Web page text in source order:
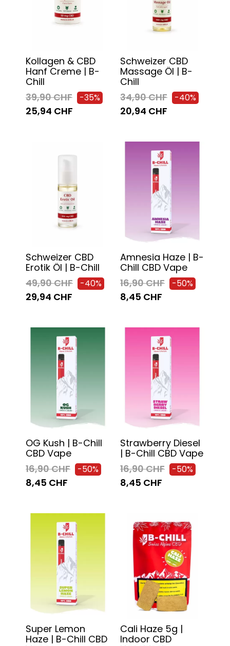
Kollagen & CBD
Hanf Creme | B-
Chill
39,90 CHF
-35%
25,94 CHF
Schweizer CBD
Massage Öl | B-
Chill
34,90 CHF
-40%
20,94 CHF
Schweizer CBD
Erotik Öl | B-Chill
49,90 CHF
-40%
29,94 CHF
Amnesia Haze | B-
Chill CBD Vape
16,90 CHF
-50%
8,45 CHF
OG Kush | B-Chill
CBD Vape
16,90 CHF
-50%
8,45 CHF
Strawberry Diesel
| B-Chill CBD Vape
16,90 CHF
-50%
8,45 CHF
Super Lemon
Haze | B-Chill CBD
Cali Haze 5g |
Indoor CBD